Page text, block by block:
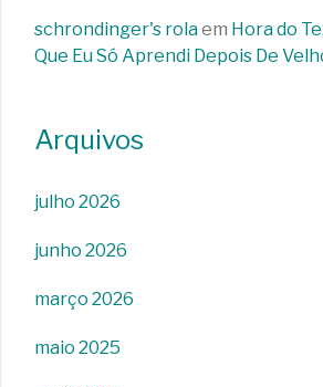
schrondinger's rolaem Hora do
Que Eu Só Aprendi Depois De
Arquivos
julho 2026
junho 2026
março 2026
maio 2025